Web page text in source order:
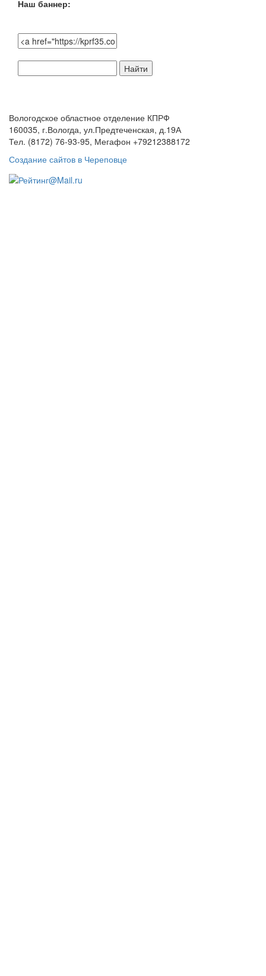
Наш баннер:
по
Вологодское областное отделение КПРФ
160035, г.Вологда, ул.Предтеченская, д.19А
Тел. (8172) 76-93-95, Мегафон +79212388172
Создание сайтов в Череповце